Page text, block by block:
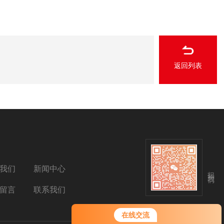
在线交流
返回列表
们 新闻中心
言 联系我们